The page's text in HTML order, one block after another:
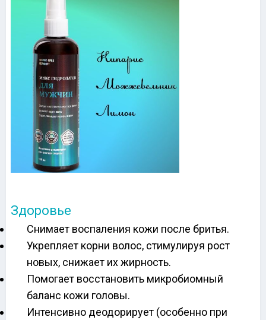
Здоровье
Снимает воспаления кожи после бритья.
Укрепляет корни волос, стимулируя рост
новых, снижает их жирность.
Помогает восстановить микробиомный
баланс кожи головы.
Интенсивно деодорирует (особенно при